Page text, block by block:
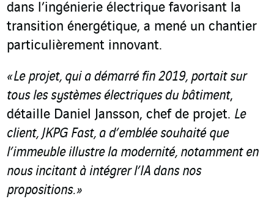
dans l’ingénierie électrique favorisant la
transition énergétique, a mené un chantier
particulièrement innovant.
«Le projet, qui a démarré fin 2019, portait sur
tous les systèmes électriques du bâtiment,
détaille Daniel Jansson, chef de projet. Le
client, JKPG Fast, a d’emblée souhaité que
l’immeuble illustre la modernité, notamment en
nous incitant à intégrer l’IA dans nos
propositions. »